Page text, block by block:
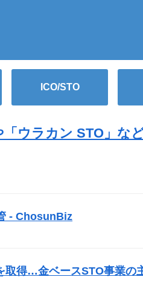
ICO/STO
「ウラカンSTO 」な
- ChosunBiz
取得…金ベースSTO事業の